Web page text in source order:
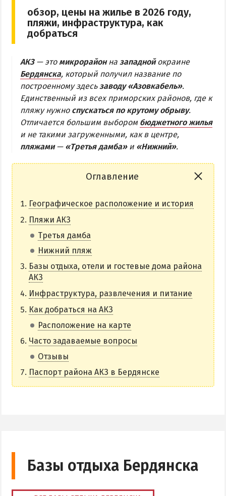
Бердянская коса
Ближняя коса
Средняя коса
Дальняя коса
АЗМОЛ
ЛИСКИ
МАКОРТЫ
НАГОРНАЯ ЧАСТЬ
ПЕСКИ
СЛОБОДКА
ЦЕНТР
ЧАСТНЫЙ СЕКТОР
АЗОВСКОЕ (ЛУНАЧАРСКОЕ)
НОВОПЕТРОВКА
ЛЕЧЕНИЕ И БАЛЬНЕОТЕРАПИЯ
Грязи, лиманы и соленые озера
Санатории
Аквапарк
обзор, цены на жилье в 2026 году,
пляжи, инфраструктура, как
добраться
АКЗ— этомикрорайонна западнойокраине
Бердянска, который получил название по
построенному здесьзаводу «Азовкабель».
Единственный из всех приморских районов, где к
пляжу нужно спускаться по крутому обрыву.
Отличается большим выбором бюджетного жилья
и не такими загруженными, как в центре,
пляжами— «Третья дамба»и «Нижний».
Оглавление
Географическое расположение и история
Пляжи АКЗ
Третья дамба
Нижний пляж
Базы отдыха, отели и гостевые дома района
АКЗ
Инфраструктура, развлечения и питание
Как добраться на АКЗ
Расположение на карте
Часто задаваемые вопросы
Отзывы
Паспорт района АКЗ в Бердянске
Базы отдыха Бердянска